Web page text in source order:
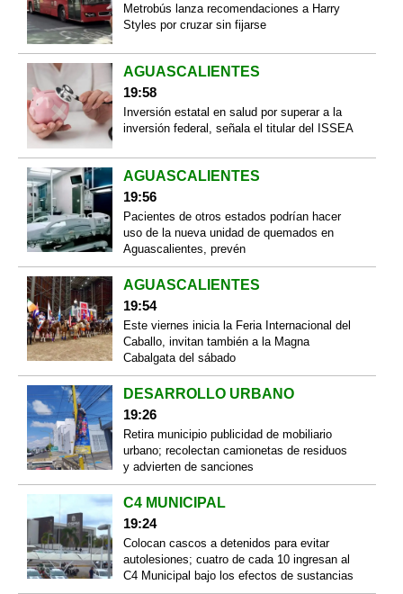
Metrobús lanza recomendaciones a Harry
Styles por cruzar sin fijarse
AGUASCALIENTES
19:58
Inversión estatal en salud por superar a la
inversión federal, señala el titular del ISSEA
AGUASCALIENTES
19:56
Pacientes de otros estados podrían hacer
uso de la nueva unidad de quemados en
Aguascalientes, prevén
AGUASCALIENTES
19:54
Este viernes inicia la Feria Internacional del
Caballo, invitan también a la Magna
Cabalgata del sábado
DESARROLLO URBANO
19:26
Retira municipio publicidad de mobiliario
urbano; recolectan camionetas de residuos
y advierten de sanciones
C4 MUNICIPAL
19:24
Colocan cascos a detenidos para evitar
autolesiones; cuatro de cada 10 ingresan al
C4 Municipal bajo los efectos de sustancias